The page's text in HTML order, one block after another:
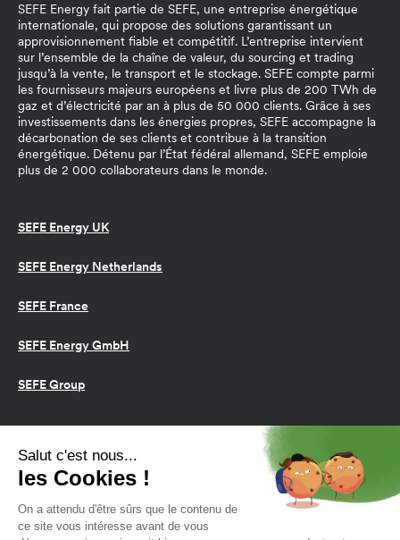
SEFE Energy fait partie de SEFE, une entreprise énergétique
internationale, qui propose des solutions garantissant un
approvisionnement fiable et compétitif. L’entreprise intervient
sur l’ensemble de la chaîne de valeur, du sourcing et trading
jusqu’à la vente, le transport et le stockage. SEFE compte parmi
les fournisseurs majeurs européens et livre plus de 200 TWh de
gaz et d’électricité par an à plus de 50 000 clients. Grâce à ses
investissements dans les énergies propres, SEFE accompagne la
décarbonation de ses clients et contribue à la transition
énergétique. Détenu par l’État fédéral allemand, SEFE emploie
plus de 2 000 collaborateurs dans le monde.
SEFE Energy UK
SEFE Energy Netherlands
SEFE France
SEFE Energy GmbH
SEFE Group